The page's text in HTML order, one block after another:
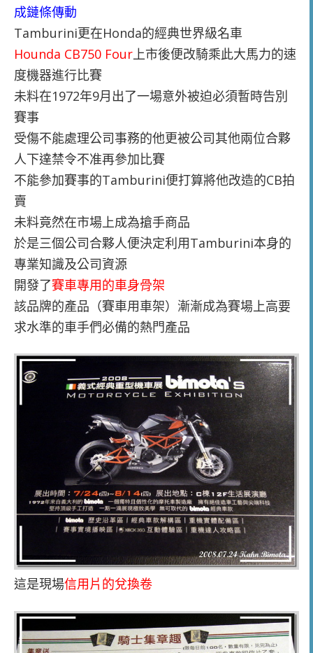
成鏈條傳動
Tamburini更在Honda的經典世界級名車
Hounda CB750 Four 上市後便改騎乘此大馬力的速
度機器進行比賽
未料在1972年9月出了一場意外被迫必須暫時告別
賽事
受傷不能處理公司事務的他更被公司其他兩位合夥
人下達禁令不准再參加比賽
不能參加賽事的Tamburini便打算將他改造的CB拍
賣
未料竟然在市場上成為搶手商品
於是三個公司合夥人便決定利用Tamburini本身的
專業知識及公司資源
開發了賽車專用的車身骨架
該品牌的產品（賽車用車架）漸漸成為賽場上高要
求水準的車手們必備的熱門產品
這是現場信用片的兌換卷